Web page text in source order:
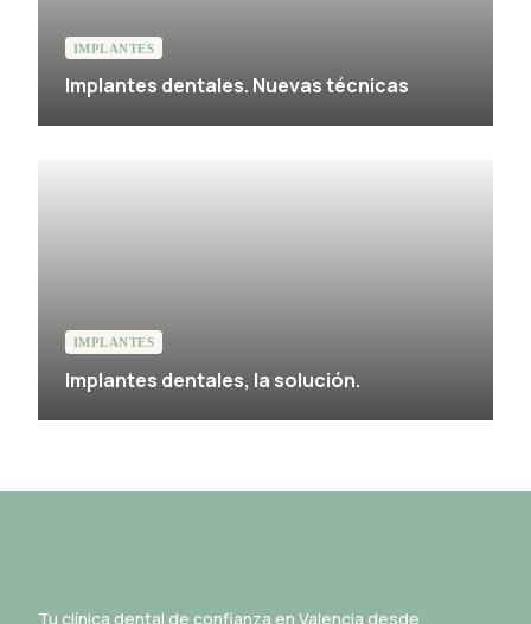
IMPLANTES
Implantes dentales. Nuevas técnicas
IMPLANTES
Implantes dentales, la solución.
Tu clínica dental de confianza en Valencia desde